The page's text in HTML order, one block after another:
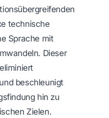
technische
Sprache mit
Dieser
beschleunigt
hin zu
Zielen.